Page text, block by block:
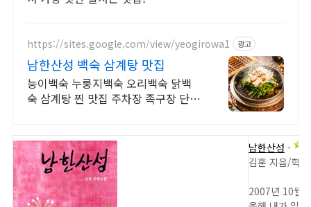
https://sites.google.com/view/yeogirowa1 광고
남한산성 백숙 삼계탕 맛집
능이백숙 누룽지백숙 오리백숙 닭백
숙 삼계탕 찐 맛집 주차장 족구장 단체
남한산성 -
김훈 지음/학
2007년 10월